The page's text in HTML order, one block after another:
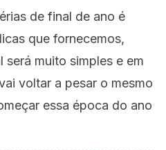
de final de ano é
que fornecemos,
muito simples e em
voltar a pesar o mesmo
essa época do ano